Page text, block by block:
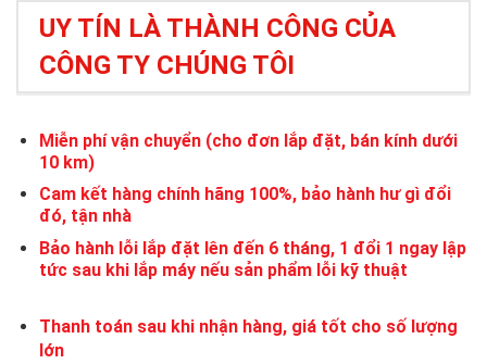
UY TÍN LÀ THÀNH CÔNG CỦA
CÔNG TY CHÚNG TÔI
Miễn phí vận chuyển (cho đơn lắp đặt, bán kính dưới
10 km)
Cam kết hàng chính hãng 100%, bảo hành hư gì đổi
đó, tận nhà
Bảo hành lỗi lắp đặt lên đến 6 tháng, 1 đổi 1 ngay lập
tức sau khi lắp máy nếu sản phẩm lỗi kỹ thuật
Thanh toán sau khi nhận hàng, giá tốt cho số lượng
lớn